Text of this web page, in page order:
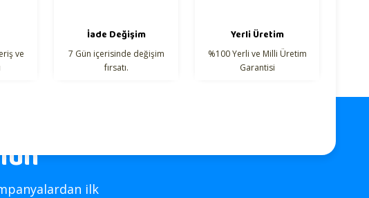
ve
İade Değişim
7 Gün içerisinde değişim
fırsatı.
Yerli Üretim
%100 Yerli ve Milli Üretim
Garantisi
ilk